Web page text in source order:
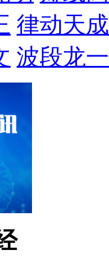
律动天成
波段龙一